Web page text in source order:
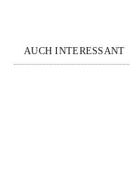
AUCH INTERESSANT